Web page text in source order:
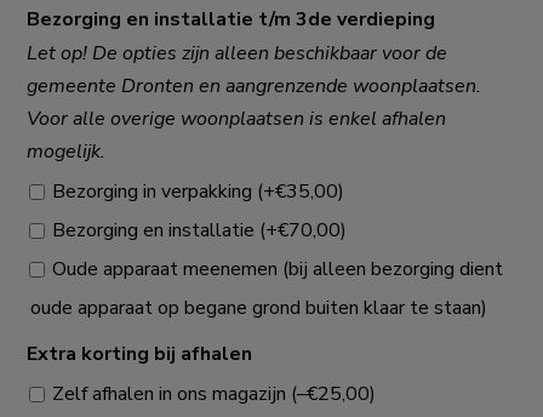
Bezorging en installatie t/m 3de verdieping
Let op! De opties zijn alleen beschikbaar voor de
gemeente Dronten en aangrenzende woonplaatsen.
Voor alle overige woonplaatsen is enkel afhalen
mogelijk.
Bezorging in verpakking (+€35,00)
Bezorging en installatie (+€70,00)
Oude apparaat meenemen (bij alleen bezorging dient
oude apparaat op begane grond buiten klaar te staan)
Extra korting bij afhalen
Zelf afhalen in ons magazijn (–€25,00)